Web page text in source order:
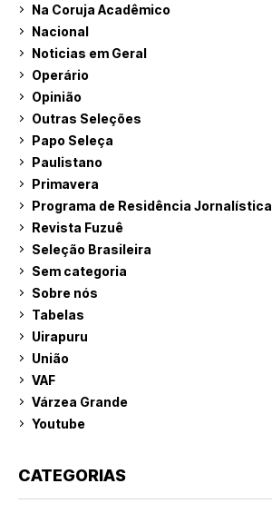
Na Coruja Acadêmico
Nacional
Noticias em Geral
Operário
Opinião
Outras Seleções
Papo Seleça
Paulistano
Primavera
Programa de Residência Jornalística
Revista Fuzuê
Seleção Brasileira
Sem categoria
Sobre nós
Tabelas
Uirapuru
União
VAF
Várzea Grande
Youtube
CATEGORIAS